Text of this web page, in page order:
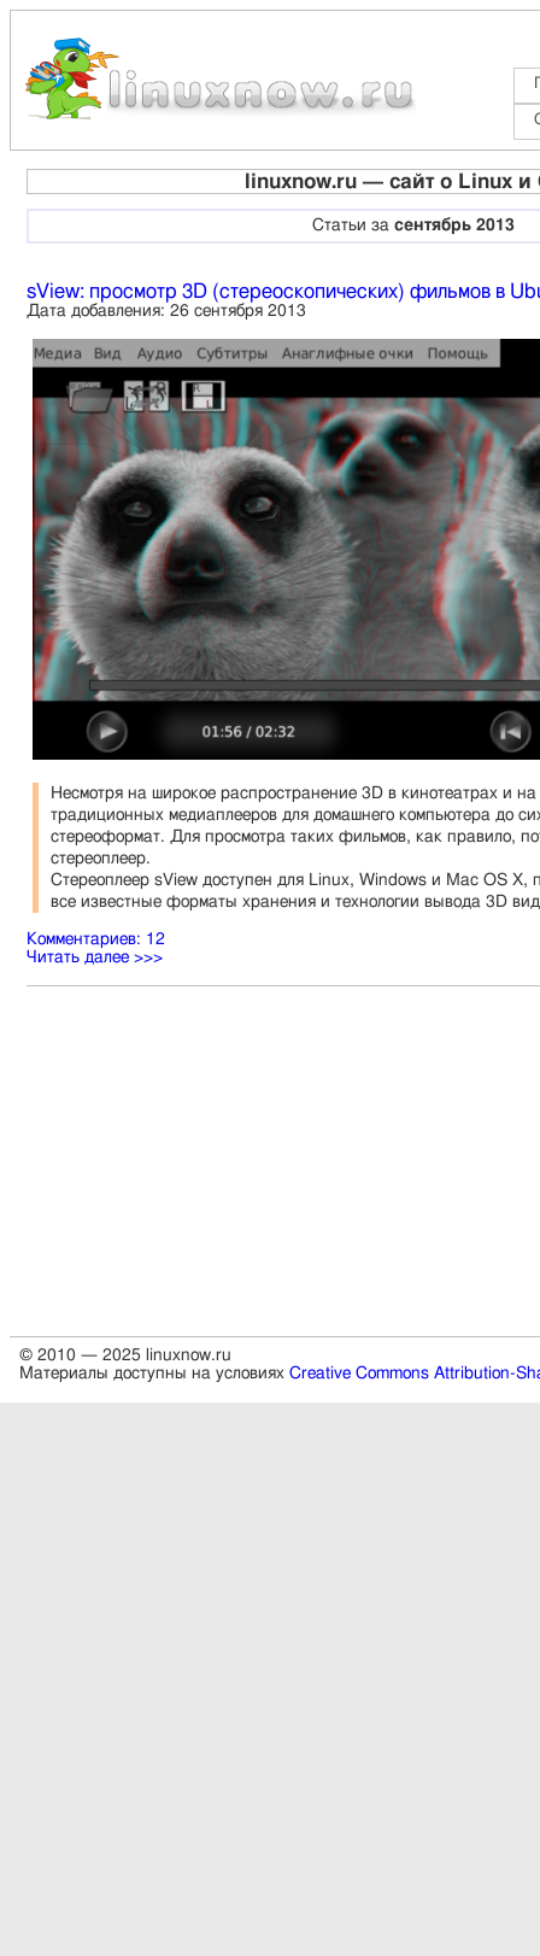
linuxnow.ru — cайт о Linux
Статьи за сентябрь 2013
sView: просмотр 3D (стереоскопических) фильмов в
Дата добавления: 26 сентября 2013
Несмотря на широкое распространение 3D в кинотеатрах и на
традиционных медиаплееров для домашнего компьютера до
стереоформат. Для просмотра таких фильмов, как правило,
стереоплеер.
Стереоплеер sView доступен для Linux, Windows и Mac OS X,
все известные форматы хранения и технологии вывода 3D
Комментариев: 12
Читать далее >>>
© 2010 — 2025 linuxnow.ru
Материалы доступны на условиях Creative Commons Attribution-